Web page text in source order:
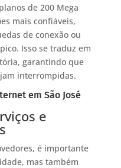
de 200 Mega
mais confiáveis,
de conexão ou
Isso se traduz em
garantindo que
interrompidas.
em São José
e
é importante
mas também